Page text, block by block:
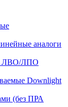
аналоги
ЛВО/ЛПО
Downlight
(без ПРА